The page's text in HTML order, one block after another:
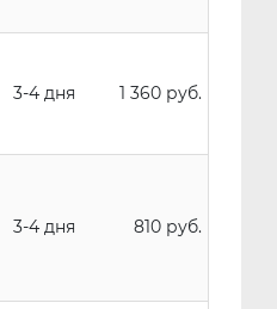
3-4 дня 1 360 руб.
3-4 дня 810 руб.